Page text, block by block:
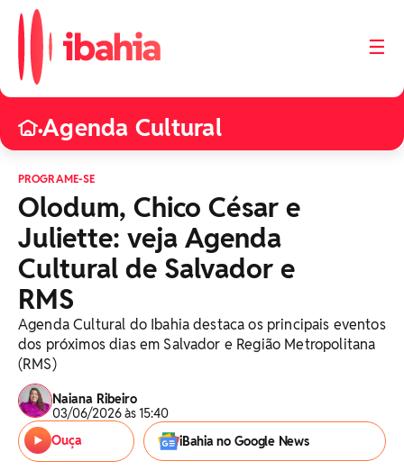
☰
•Agenda Cultural
PROGRAME-SE
Olodum, Chico César e
Juliette: veja Agenda
Cultural de Salvador e
RMS
Agenda Cultural do Ibahia destaca os principais eventos
dos próximos dias em Salvador e Região Metropolitana
(RMS)
Naiana Ribeiro
03/06/2026 às 15:40
Ouça
iBahia no Google News